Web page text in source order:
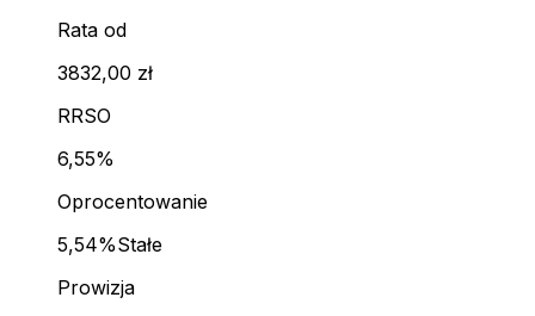
Rata od
3832,00 zł
RRSO
6,55%
Oprocentowanie
5,54%Stałe
Prowizja